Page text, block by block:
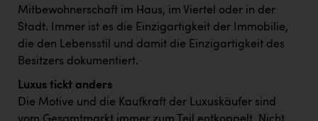
Mitbewohnerschaft im Haus, im Viertel oder in der
Stadt. Immer ist es die Einzigartigkeit der Immobilie,
die den Lebensstil und damit die Einzigartigkeit des
Besitzers dokumentiert.
Luxus tickt anders
Die Motive und die Kaufkraft der Luxuskäufer sind